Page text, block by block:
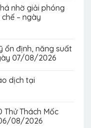
nhờ giải phóng
– ngày
ổn định, năng suất
07/08/2026
dịch tại
Thử Thách Mốc
08/2026